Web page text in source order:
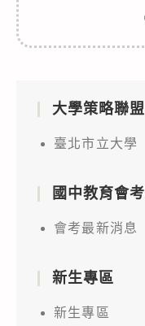
大學策略聯
臺北市立大學
國中教育會
會考最新消息
新生專區
新生專區